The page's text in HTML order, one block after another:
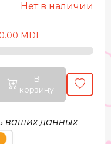
Нет в наличии
MDL
В
корзину
ваших данных